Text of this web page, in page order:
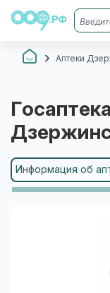
Аптеки
Госаптека
Информация об